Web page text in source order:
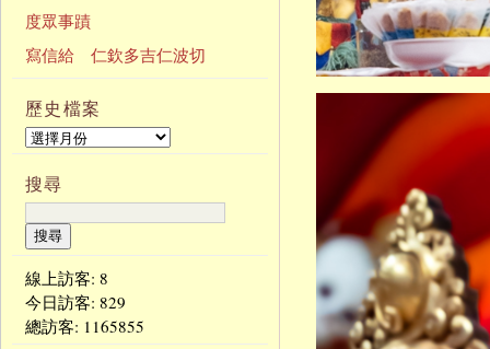
度眾事蹟
寫信給 仁欽多吉仁波切
歷史檔案
搜尋
線上訪客: 8
今日訪客: 829
總訪客: 1165855